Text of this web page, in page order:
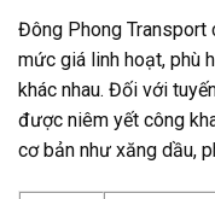
Đông Phong Transport
mức giá linh hoạt, phù
khác nhau. Đối với
được niêm yết công
cơ bản như xăng dầu,